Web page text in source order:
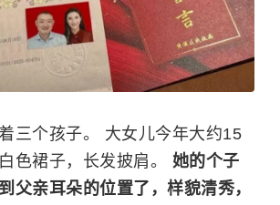
三个孩子。 大女儿今年大约15
色裙子，长发披肩。 她的个子
父亲耳朵的位置了，样貌清秀，